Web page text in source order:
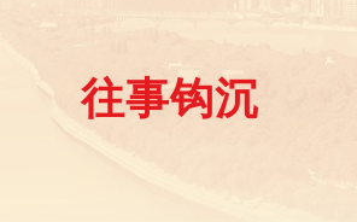
往事钩沉